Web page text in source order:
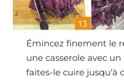
Émincez finement le
une casserole avec
faites-le cuire jusqu'à